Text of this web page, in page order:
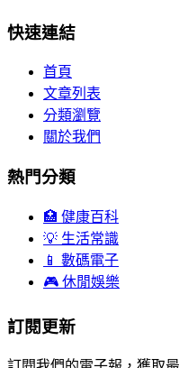
快速連結
首頁
文章列表
分類瀏覽
關於我們
熱門分類
🏥 健康百科
💡 生活常識
📱 數碼電子
🎮 休閒娛樂
訂閱更新